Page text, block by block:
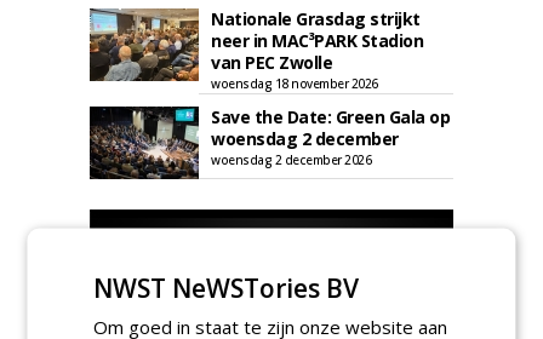
Nationale Grasdag strijkt
neer in MAC³PARK Stadion
van PEC Zwolle
woensdag 18 november 2026
Save the Date: Green Gala op
woensdag 2 december
woensdag 2 december 2026
NWST NeWSTories BV
Om goed in staat te zijn onze website aan